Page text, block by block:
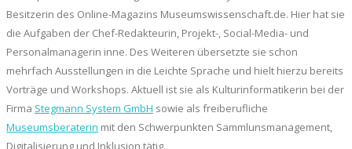
Besitzerin des Online-Magazins Museumswissenschaft.de. Hier hat sie
die Aufgaben der Chef-Redakteurin, Projekt-, Social-Media- und
Personalmanagerin inne. Des Weiteren übersetzte sie schon
mehrfach Ausstellungen in die Leichte Sprache und hielt hierzu bereits
Vorträge und Workshops. Aktuell ist sie als Kulturinformatikerin bei der
Firma Stegmann System GmbH sowie als freiberufliche
Museumsberaterin mit den Schwerpunkten Sammlunsmanagement,